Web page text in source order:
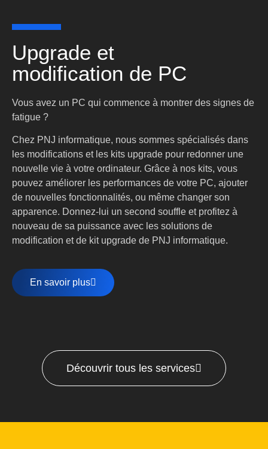
Upgrade et
modification de PC
Vous avez un PC qui commence à montrer des signes de
fatigue ?
Chez PNJ informatique, nous sommes spécialisés dans
les modifications et les kits upgrade pour redonner une
nouvelle vie à votre ordinateur. Grâce à nos kits, vous
pouvez améliorer les performances de votre PC, ajouter
de nouvelles fonctionnalités, ou même changer son
apparence. Donnez-lui un second souffle et profitez à
nouveau de sa puissance avec les solutions de
modification et de kit upgrade de PNJ informatique.
En savoir plus
Découvrir tous les services